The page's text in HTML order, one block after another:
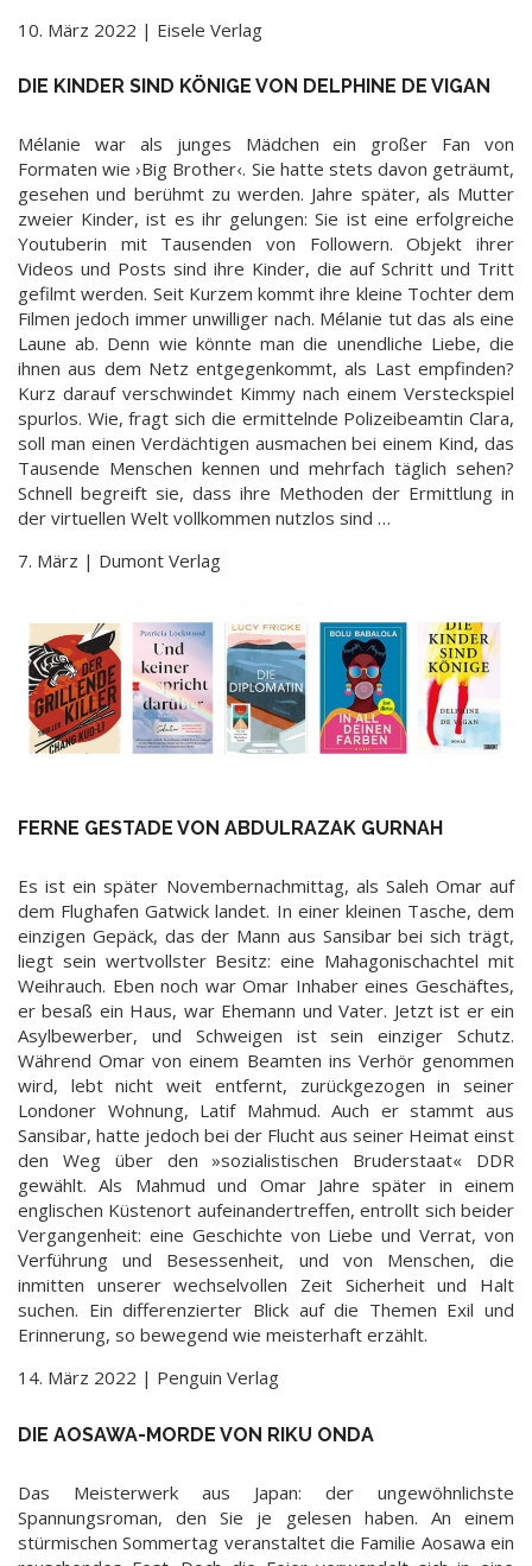
10. März 2022 | Eisele Verlag
DIE KINDER SIND KÖNIGE VON DELPHINE DE VIGAN
Mélanie war als junges Mädchen ein großer Fan von
Formaten wie ›Big Brother‹. Sie hatte stets davon geträumt,
gesehen und berühmt zu werden. Jahre später, als Mutter
zweier Kinder, ist es ihr gelungen: Sie ist eine erfolgreiche
Youtuberin mit Tausenden von Followern. Objekt ihrer
Videos und Posts sind ihre Kinder, die auf Schritt und Tritt
gefilmt werden. Seit Kurzem kommt ihre kleine Tochter dem
Filmen jedoch immer unwilliger nach. Mélanie tut das als eine
Laune ab. Denn wie könnte man die unendliche Liebe, die
ihnen aus dem Netz entgegenkommt, als Last empfinden?
Kurz darauf verschwindet Kimmy nach einem Versteckspiel
spurlos. Wie, fragt sich die ermittelnde Polizeibeamtin Clara,
soll man einen Verdächtigen ausmachen bei einem Kind, das
Tausende Menschen kennen und mehrfach täglich sehen?
Schnell begreift sie, dass ihre Methoden der Ermittlung in
der virtuellen Welt vollkommen nutzlos sind …
7. März | Dumont Verlag
FERNE GESTADE VON ABDULRAZAK GURNAH
Es ist ein später Novembernachmittag, als Saleh Omar auf
dem Flughafen Gatwick landet. In einer kleinen Tasche, dem
einzigen Gepäck, das der Mann aus Sansibar bei sich trägt,
liegt sein wertvollster Besitz: eine Mahagonischachtel mit
Weihrauch. Eben noch war Omar Inhaber eines Geschäftes,
er besaß ein Haus, war Ehemann und Vater. Jetzt ist er ein
Asylbewerber, und Schweigen ist sein einziger Schutz.
Während Omar von einem Beamten ins Verhör genommen
wird, lebt nicht weit entfernt, zurückgezogen in seiner
Londoner Wohnung, Latif Mahmud. Auch er stammt aus
Sansibar, hatte jedoch bei der Flucht aus seiner Heimat einst
den Weg über den »sozialistischen Bruderstaat« DDR
gewählt. Als Mahmud und Omar Jahre später in einem
englischen Küstenort aufeinandertreffen, entrollt sich beider
Vergangenheit: eine Geschichte von Liebe und Verrat, von
Verführung und Besessenheit, und von Menschen, die
inmitten unserer wechselvollen Zeit Sicherheit und Halt
suchen. Ein differenzierter Blick auf die Themen Exil und
Erinnerung, so bewegend wie meisterhaft erzählt.
14. März 2022 | Penguin Verlag
DIE AOSAWA-MORDE VON RIKU ONDA
Das Meisterwerk aus Japan: der ungewöhnlichste
Spannungsroman, den Sie je gelesen haben. An einem
stürmischen Sommertag veranstaltet die Familie Aosawa ein